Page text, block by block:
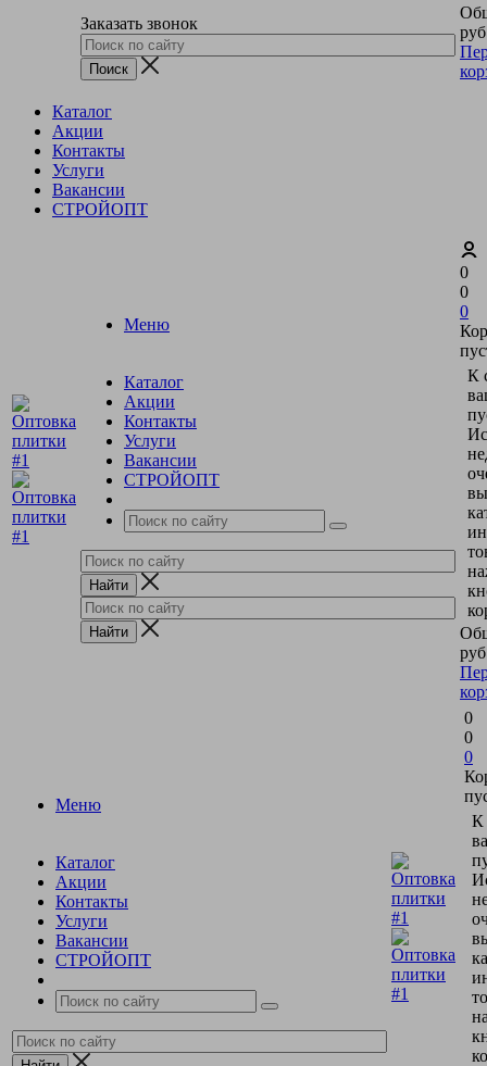
Заказать звонок
Каталог
Акции
Контакты
Услуги
Вакансии
СТРОЙОПТ
Меню
Каталог
Акции
Контакты
Услуги
Вакансии
СТРОЙОПТ
0
0
0
К
Меню
Каталог
Акции
Контакты
Услуги
Вакансии
СТРОЙОПТ
0
0
0
К